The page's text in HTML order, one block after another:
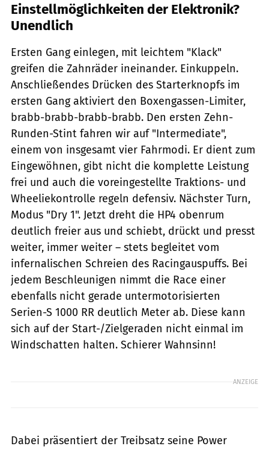
Einstellmöglichkeiten der Elektronik?
Unendlich
Ersten Gang einlegen, mit leichtem "Klack"
greifen die Zahnräder ineinander. Einkuppeln.
Anschließendes Drücken des Starterknopfs im
ersten Gang aktiviert den Boxengassen-Limiter,
brabb-brabb-brabb-brabb. Den ersten Zehn-
Runden-Stint fahren wir auf "Intermediate",
einem von insgesamt vier Fahrmodi. Er dient zum
Eingewöhnen, gibt nicht die komplette Leistung
frei und auch die voreingestellte Traktions- und
Wheeliekontrolle regeln defensiv. Nächster Turn,
Modus "Dry 1". Jetzt dreht die HP4 obenrum
deutlich freier aus und schiebt, drückt und presst
weiter, immer weiter – stets begleitet vom
infernalischen Schreien des Racingauspuffs. Bei
jedem Beschleunigen nimmt die Race einer
ebenfalls nicht gerade untermotorisierten
Serien-S 1000 RR deutlich Meter ab. Diese kann
sich auf der Start-/Zielgeraden nicht einmal im
Windschatten halten. Schierer Wahnsinn!
ANZEIGE
Dabei präsentiert der Treibsatz seine Power